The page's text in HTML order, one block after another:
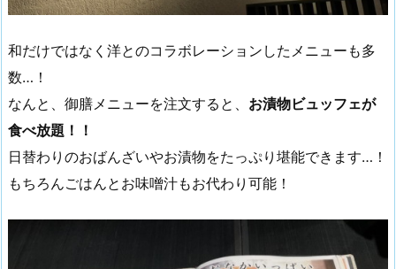
和だけではなく洋とのコラボレーションしたメニューも多
数…！
なんと、御膳メニューを注文すると、 お漬物ビュッフェが
食べ放題！！
日替わりのおばんざいやお漬物をたっぷり堪能できます…！
もちろんごはんとお味噌汁もお代わり可能！